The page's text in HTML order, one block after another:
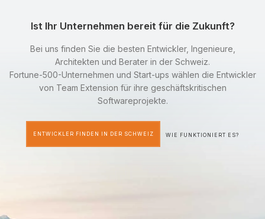
Ist Ihr Unternehmen bereit für die Zukunft?
Bei uns finden Sie die besten Entwickler, Ingenieure,
Architekten und Berater in der Schweiz.
Fortune-500-Unternehmen und Start-ups wählen die Entwickler
von Team Extension für ihre geschäftskritischen
Softwareprojekte.
ENTWICKLER FINDEN IN DER SCHWEIZ WIE FUNKTIONIERT ES?